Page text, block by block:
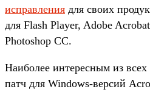
исправления для своих
для Flash Player, Adobe
Photoshop CC.
Наиболее интересным из всех
патч для Windows-версий